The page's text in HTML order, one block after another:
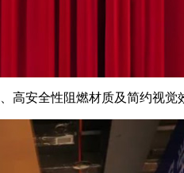
高安全性阻燃材质及简约视觉